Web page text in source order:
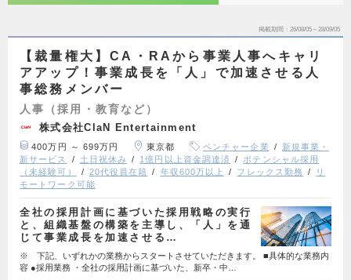
掲載期間 26/08/05～28/09/05
【裁量権大】CA・RAから事業人事へキャリ
アアップ！事業成長を「人」で加速させる人
事総務メンバー
人事（採用・教育など）
株式会社ClaN Entertainment
400万円 ～ 699万円 東京都 ベンチャー企業
新規事業・
新サービス
土日祝休み 1億円以上資金調達済
ポテンシャル採用
（未経験可）
20代役員在籍 年収600万以上 フレックス勤務
リ
モートワーク可能
全社の採用計画に基づいた採用戦略の実行
と、組織基盤の構築を主導し、「人」を通
じて事業成長を加速させる…
※ 下記、いずれかの業務からスタートさせていただきます。 ■具体的な業務内
容 ●採用業務 ・全社の採用計画に基づいた、新卒・中…